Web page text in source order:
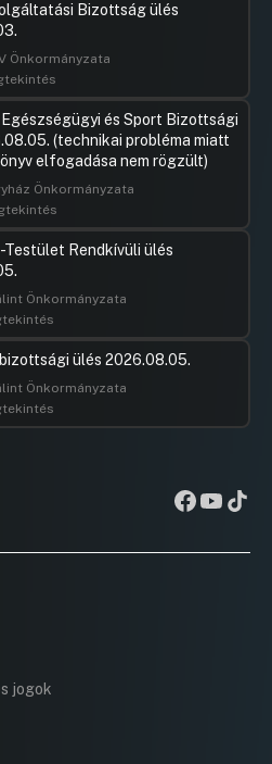
Bizottság ülés
Önkormányzata
és Sport Bizottsági
(technikai probléma miatt
elfogadása nem rögzült)
Önkormányzata
Testület Rendkívüli ülés
Önkormányzata
ülés 2026.08.05.
Önkormányzata
jogok